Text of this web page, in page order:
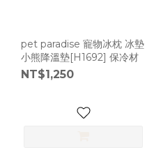
pet paradise 寵物冰枕 冰墊
小熊降溫墊[H1692] 保冷材
NT$1,250